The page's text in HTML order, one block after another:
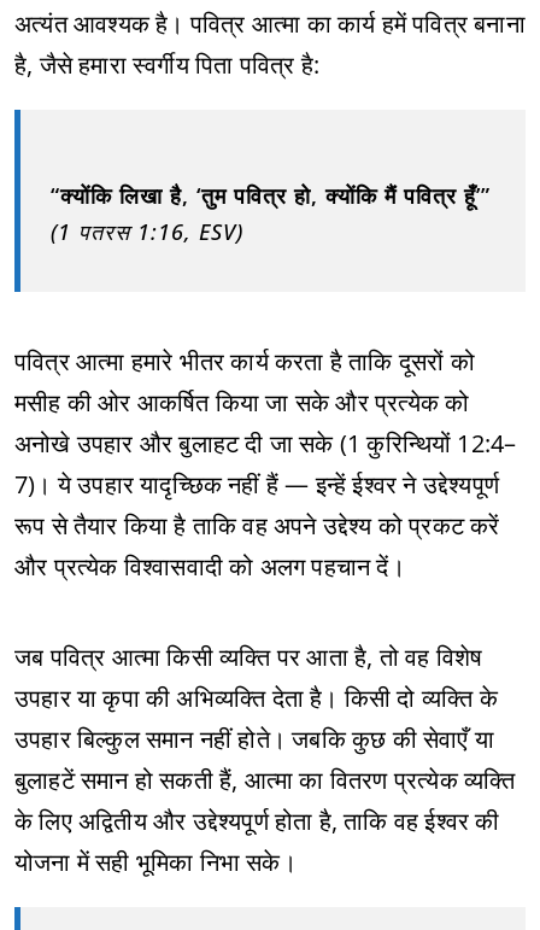
अत्यंत आवश्यक है। पवित्र आत्मा का कार्य हमें पवित्र बनाना
है, जैसे हमारा स्वर्गीय पिता पवित्र है:
“क्योंकि लिखा है, ‘तुम पवित्र हो, क्योंकि मैं पवित्र हूँ’”
(1 पतरस 1:16, ESV)
पवित्र आत्मा हमारे भीतर कार्य करता है ताकि दूसरों को
मसीह की ओर आकर्षित किया जा सके और प्रत्येक को
अनोखे उपहार और बुलाहट दी जा सके (1 कुरिन्थियों 12:4–
7)। ये उपहार यादृच्छिक नहीं हैं — इन्हें ईश्वर ने उद्देश्यपूर्ण
रूप से तैयार किया है ताकि वह अपने उद्देश्य को प्रकट करें
और प्रत्येक विश्वासवादी को अलग पहचान दें।
जब पवित्र आत्मा किसी व्यक्ति पर आता है, तो वह विशेष
उपहार या कृपा की अभिव्यक्ति देता है। किसी दो व्यक्ति के
उपहार बिल्कुल समान नहीं होते। जबकि कुछ की सेवाएँ या
बुलाहटें समान हो सकती हैं, आत्मा का वितरण प्रत्येक व्यक्ति
के लिए अद्वितीय और उद्देश्यपूर्ण होता है, ताकि वह ईश्वर की
योजना में सही भूमिका निभा सके।